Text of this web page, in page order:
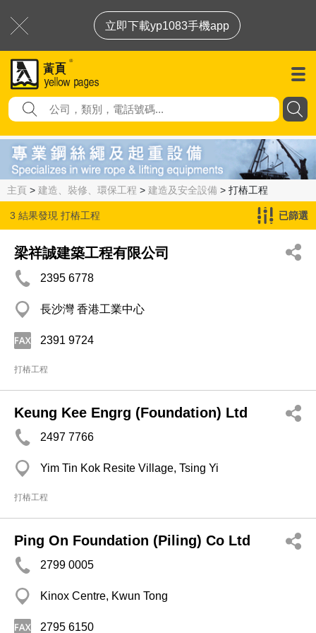
立即下載yp1083手機app
主頁 > 建造、裝修、環保工程 > 建造及安全設備 > 打樁工程
3 結果發現 打樁工程 已篩選
梁祥誠建築工程有限公司
2395 6778
長沙灣 香港工業中心
2391 9724
打樁工程
Keung Kee Engrg (Foundation) Ltd
2497 7766
Yim Tin Kok Resite Village, Tsing Yi
打樁工程
Ping On Foundation (Piling) Co Ltd
2799 0005
Kinox Centre, Kwun Tong
2795 6150